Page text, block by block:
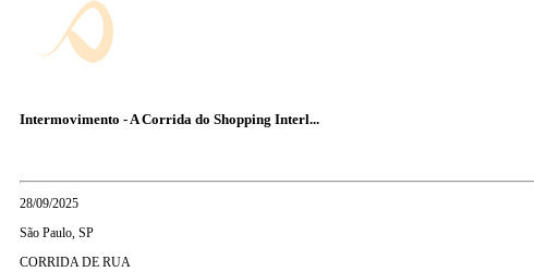
Intermovimento - A Corrida do Shopping Interl...
28/09/2025
São Paulo, SP
CORRIDA DE RUA